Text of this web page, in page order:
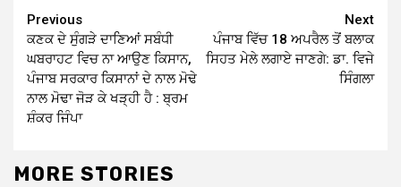
Continue
Reading
Previous
ਕਣਕ ਦੇ ਸੁੰਗੜੇ ਦਾਣਿਆਂ ਸਬੰਧੀ
ਘਬਰਾਹਟ ਵਿਚ ਨਾ ਆਉਣ ਕਿਸਾਨ,
ਪੰਜਾਬ ਸਰਕਾਰ ਕਿਸਾਨਾਂ ਦੇ ਨਾਲ ਮੋਢੇ
ਨਾਲ ਮੋਢਾ ਜੋੜ ਕੇ ਖੜ੍ਹੀ ਹੈ : ਬ੍ਰਮ
ਸ਼ੰਕਰ ਜਿੰਪਾ
Next
ਪੰਜਾਬ ਵਿੱਚ 18 ਅਪਰੈਲ ਤੋਂ ਬਲਾਕ
ਸਿਹਤ ਮੇਲੇ ਲਗਾਏ ਜਾਣਗੇ: ਡਾ. ਵਿਜੇ
ਸਿੰਗਲਾ
MORE STORIES